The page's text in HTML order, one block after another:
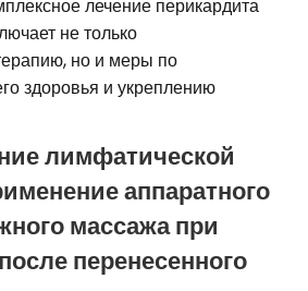
лечение перикардита
не только
но и меры по
здоровья и укреплению
лимфатической
аппаратного
массажа при
перенесенного